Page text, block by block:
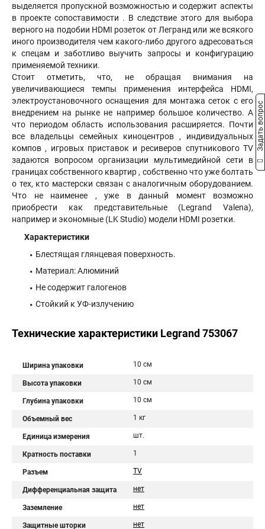
выделяется пропускной возможностью и содержит аспекты
в проекте сопоставимости . В следствие этого для выбора
верного на подобии HDMI розеток от Легранд или же всякого
иного производителя чем какого-либо другого адресоваться
к спецам и заботливо выучить запросы и конфигурацию
применяемой техники.
Стоит отметить, что, не обращая внимания на
увеличивающиеся темпы применения интерфейса HDMI,
электроустановочного оснащения для монтажа сеток с его
внедрением на рынке не например большое количество. А
что периодом область использования расширяется. Почти
все владельцы семейных киноцентров , индивидуальных
компов , игровых приставок и ресиверов спутникового TV
задаются вопросом организации мультимедийной сети в
границах собственного квартир , собственно что уже болтать
о тех, кто мастерски связан с аналогичным оборудованием.
Что не наименее , уже в данный момент возможно
приобрести как представительные (Legrand Valena),
например и экономные (LK Studio) модели HDMI розетки.
Характеристики
Блестящая глянцевая поверхность.
Материал: Алюминий
Не содержит галогенов
Стойкий к УФ-излучению
Технические характеристики Legrand 753067
Ширина упаковки 10 см
Высота упаковки 10 см
Глубина упаковки 10 см
Объемный вес 1 кг
Единица измерения шт.
Кратность поставки 1
Разъем TV
Дифференциальная защита нет
Заземление нет
Защитные шторки нет
Задать вопрос